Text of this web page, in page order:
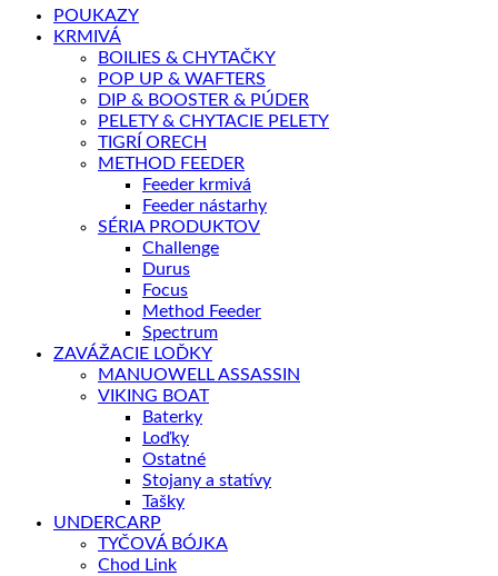
POUKAZY
KRMIVÁ
BOILIES & CHYTAČKY
POP UP & WAFTERS
DIP & BOOSTER & PÚDER
PELETY & CHYTACIE PELETY
TIGRÍ ORECH
METHOD FEEDER
Feeder krmivá
Feeder nástarhy
SÉRIA PRODUKTOV
Challenge
Durus
Focus
Method Feeder
Spectrum
ZAVÁŽACIE LOĎKY
MANUOWELL ASSASSIN
VIKING BOAT
Baterky
Loďky
Ostatné
Stojany a statívy
Tašky
UNDERCARP
TYČOVÁ BÓJKA
Chod Link